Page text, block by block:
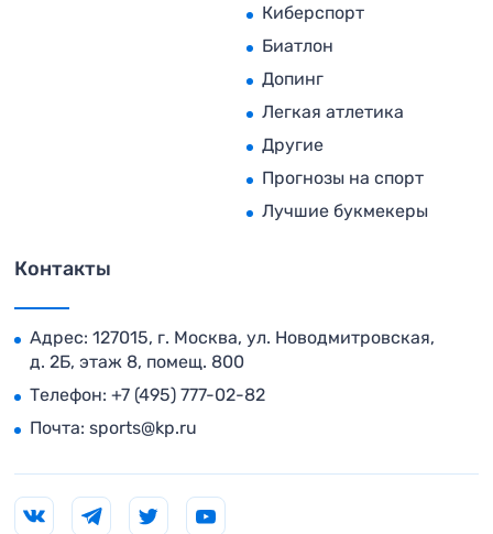
Киберспорт
Биатлон
Допинг
Легкая атлетика
Другие
Прогнозы на спорт
Лучшие букмекеры
Контакты
Адрес: 127015, г. Москва, ул. Новодмитровская,
д. 2Б, этаж 8, помещ. 800
Телефон: +7 (495) 777-02-82
Почта: sports@kp.ru